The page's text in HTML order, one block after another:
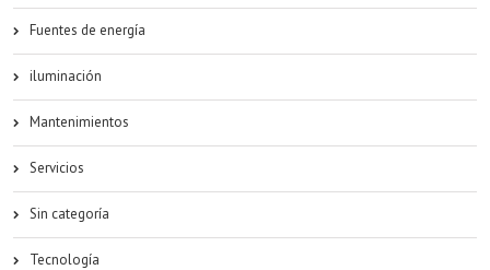
Fuentes de energía
iluminación
Mantenimientos
Servicios
Sin categoría
Tecnología